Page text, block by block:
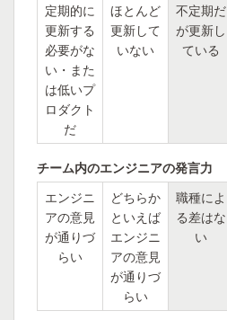
定期的に
更新する
必要がな
い・また
は低いプ
ロダクト
だ
ほとんど
更新して
いない
不定期だ
が更新し
ている
チーム内のエンジニアの発言力
エンジニ
アの意見
が通りづ
らい
どちらか
といえば
エンジニ
アの意見
が通りづ
らい
職種によ
る差はな
い